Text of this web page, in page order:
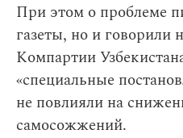
При этом о проблеме
газеты, но и
Компартии
«специальные
не повлияли на
самосожжений.